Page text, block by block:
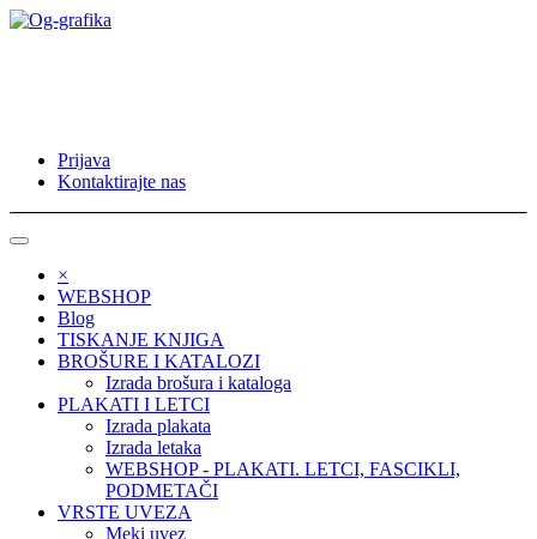
Prijava
Kontaktirajte nas
×
WEBSHOP
Blog
TISKANJE KNJIGA
BROŠURE I KATALOZI
Izrada brošura i kataloga
PLAKATI I LETCI
Izrada plakata
Izrada letaka
WEBSHOP - PLAKATI. LETCI, FASCIKLI,
PODMETAČI
VRSTE UVEZA
Meki uvez